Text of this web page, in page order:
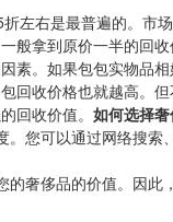
左右是最普遍的。市
拿到原价一半的回
。如果包包实物品
收价格也就越高。
回收价值。 如何选择
您可以通过网络搜
奢侈品的价值。因此